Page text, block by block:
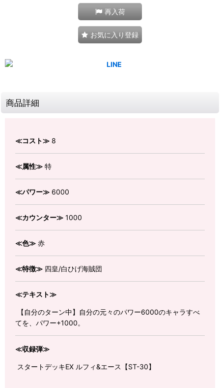
再入荷
お気に入り登録
商品詳細
≪コスト≫ 8
≪属性≫ 特
≪パワー≫ 6000
≪カウンター≫ 1000
≪色≫ 赤
≪特徴≫ 四皇/白ひげ海賊団
≪テキスト≫
【自分のターン中】自分の元々のパワー6000のキャラすべ
てを、パワー+1000。
≪収録弾≫
スタートデッキEX ルフィ&エース【ST-30】